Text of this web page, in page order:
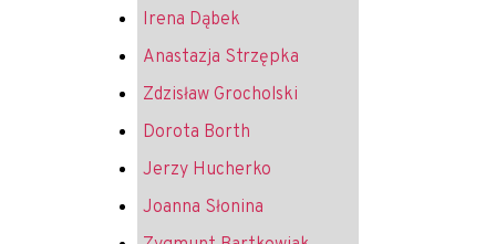
Irena Dąbek
Anastazja Strzępka
Zdzisław Grocholski
Dorota Borth
Jerzy Hucherko
Joanna Słonina